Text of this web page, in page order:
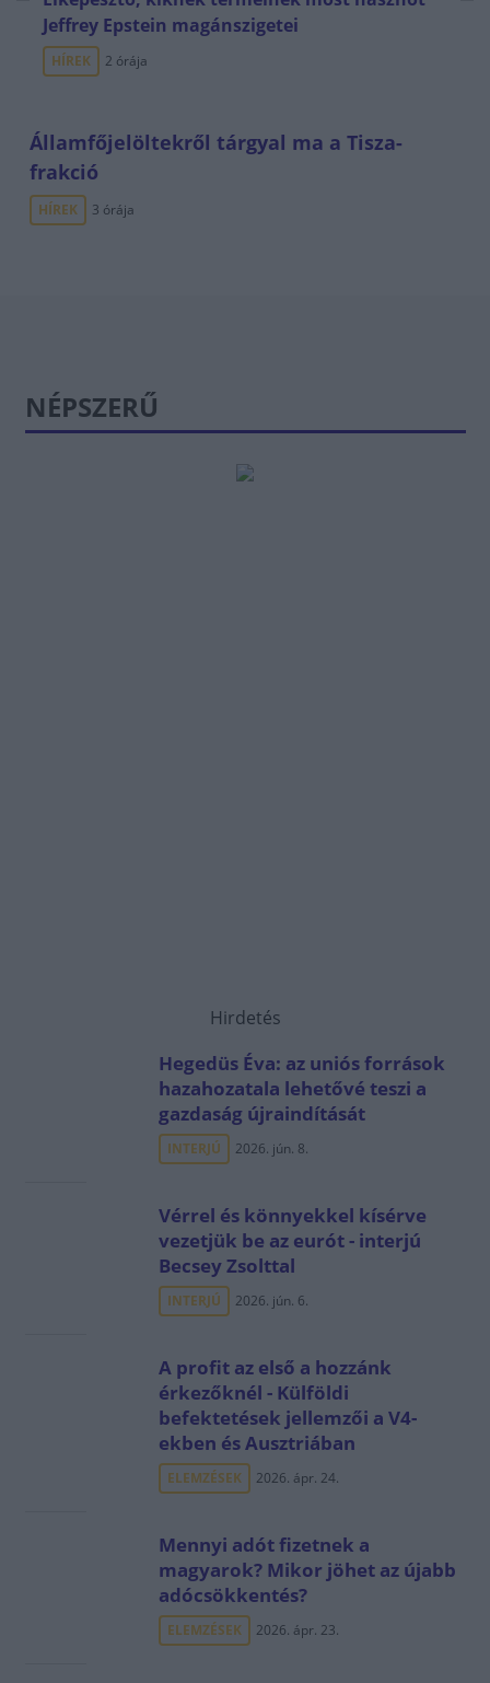
Jeffrey Epstein magánszigetei
HÍREK 2 órája
Államfőjelöltekről tárgyal ma a Tisza-
frakció
HÍREK 3 órája
NÉPSZERŰ
Hirdetés
Hegedüs Éva: az uniós források
hazahozatala lehetővé teszi a
gazdaság újraindítását
INTERJÚ 2026. jún. 8.
Vérrel és könnyekkel kísérve
vezetjük be az eurót - interjú
Becsey Zsolttal
INTERJÚ 2026. jún. 6.
A profit az első a hozzánk
érkezőknél - Külföldi
befektetések jellemzői a V4-
ekben és Ausztriában
ELEMZÉSEK 2026. ápr. 24.
Mennyi adót fizetnek a
magyarok? Mikor jöhet az újabb
adócsökkentés?
ELEMZÉSEK 2026. ápr. 23.